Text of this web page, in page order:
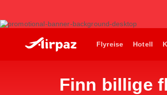
Flyreise Hotell
Finn billige